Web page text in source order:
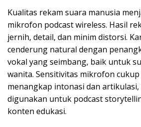
Kualitas rekam suara manusia
mikrofon podcast wireless. Hasil
jernih, detail, dan minim distorsi.
cenderung natural dengan
vokal yang seimbang, baik untuk
wanita. Sensitivitas mikrofon
menangkap intonasi dan
digunakan untuk podcast
konten edukasi.